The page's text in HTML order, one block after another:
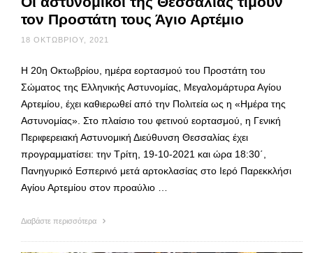
τον Προστάτη τους Άγιο Αρτέμιο
18 ΟΚΤΩΒΡΊΟΥ, 2021
Η 20η Οκτωβρίου, ημέρα εορτασμού του Προστάτη του
Σώματος της Ελληνικής Αστυνομίας, Μεγαλομάρτυρα Αγίου
Αρτεμίου, έχει καθιερωθεί από την Πολιτεία ως η «Ημέρα της
Αστυνομίας». Στο πλαίσιο του φετινού εορτασμού, η Γενική
Περιφερειακή Αστυνομική Διεύθυνση Θεσσαλίας έχει
προγραμματίσει: την Τρίτη, 19-10-2021 και ώρα 18:30΄,
Πανηγυρικό Εσπερινό μετά αρτοκλασίας στο Ιερό Παρεκκλήσι
Αγίου Αρτεμίου στον προαύλιο …
Διαβάστε περισσότερα